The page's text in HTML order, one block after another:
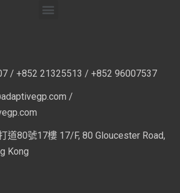
/ +852 21325513 / +852 96007537
/
道80號17樓 17/F, 80 Gloucester Road,
Kong